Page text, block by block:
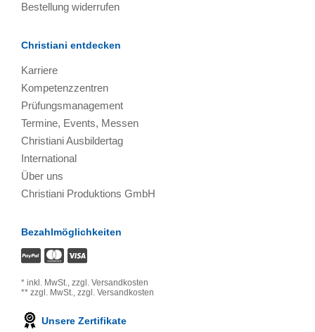
Bestellung widerrufen
Christiani entdecken
Karriere
Kompetenzzentren
Prüfungsmanagement
Termine, Events, Messen
Christiani Ausbildertag
International
Über uns
Christiani Produktions GmbH
Bezahlmöglichkeiten
* inkl. MwSt., zzgl. Versandkosten
** zzgl. MwSt., zzgl. Versandkosten
Unsere Zertifikate